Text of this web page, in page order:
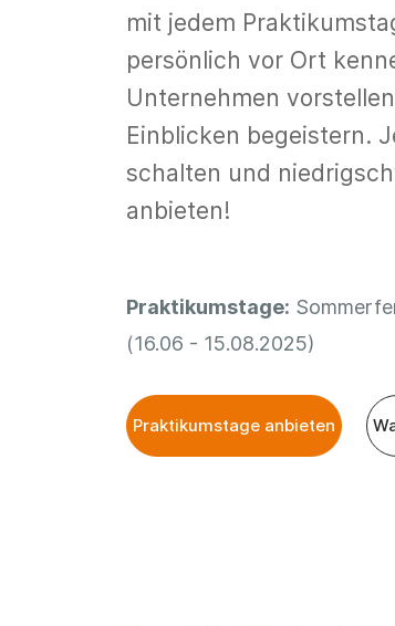
mit jedem
persönlich vor Ort
Unternehmen
Einblicken begeistern.
schalten und
anbieten!
Praktikumstage:
(16.06 - 15.08.2025)
Praktikumstage anbieten